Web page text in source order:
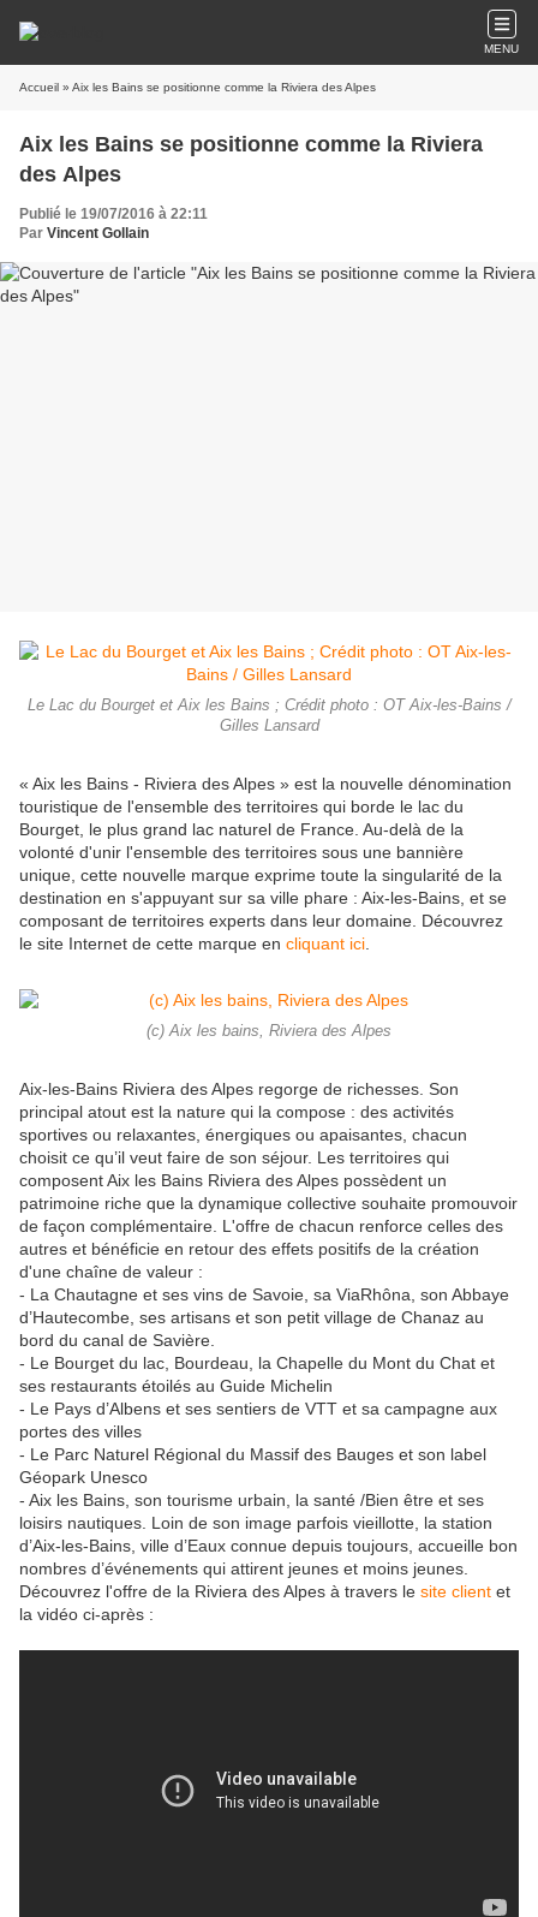
MENU
Accueil » Aix les Bains se positionne comme la Riviera des Alpes
Aix les Bains se positionne comme la Riviera
des Alpes
Publié le 19/07/2016 à 22:11
Par Vincent Gollain
Le Lac du Bourget et Aix les Bains ; Crédit photo : OT Aix-les-Bains /
Gilles Lansard
« Aix les Bains - Riviera des Alpes » est la nouvelle dénomination
touristique de l'ensemble des territoires qui borde le lac du
Bourget, le plus grand lac naturel de France. Au-delà de la
volonté d'unir l'ensemble des territoires sous une bannière
unique, cette nouvelle marque exprime toute la singularité de la
destination en s'appuyant sur sa ville phare : Aix-les-Bains, et se
composant de territoires experts dans leur domaine. Découvrez
le site Internet de cette marque en cliquant ici
(c) Aix les bains, Riviera des Alpes
Aix-les-Bains Riviera des Alpes regorge de richesses. Son
principal atout est la nature qui la compose : des activités
sportives ou relaxantes, énergiques ou apaisantes, chacun
choisit ce qu’il veut faire de son séjour. Les territoires qui
composent Aix les Bains Riviera des Alpes possèdent un
patrimoine riche que la dynamique collective souhaite promouvoir
de façon complémentaire. L'offre de chacun renforce celles des
autres et bénéficie en retour des effets positifs de la création
d'une chaîne de valeur :
- La Chautagne et ses vins de Savoie, sa ViaRhôna, son Abbaye
d’Hautecombe, ses artisans et son petit village de Chanaz au
bord du canal de Savière.
- Le Bourget du lac, Bourdeau, la Chapelle du Mont du Chat et
ses restaurants étoilés au Guide Michelin
- Le Pays d’Albens et ses sentiers de VTT et sa campagne aux
portes des villes
- Le Parc Naturel Régional du Massif des Bauges et son label
Géopark Unesco
- Aix les Bains, son tourisme urbain, la santé /Bien être et ses
loisirs nautiques. Loin de son image parfois vieillotte, la station
d’Aix-les-Bains, ville d’Eaux connue depuis toujours, accueille bon
nombres d’événements qui attirent jeunes et moins jeunes.
Découvrez l'offre de la Riviera des Alpes à travers le site client et
la vidéo ci-après :